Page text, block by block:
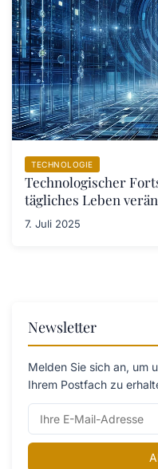
TECHNOLOGIE
Technologischer
tägliches Leben
7. Juli 2025
Newsletter
Melden Sie sich an, um
Ihrem Postfach zu